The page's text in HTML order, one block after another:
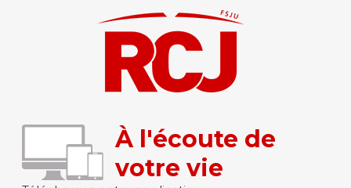
À l'écoute de
votre vie